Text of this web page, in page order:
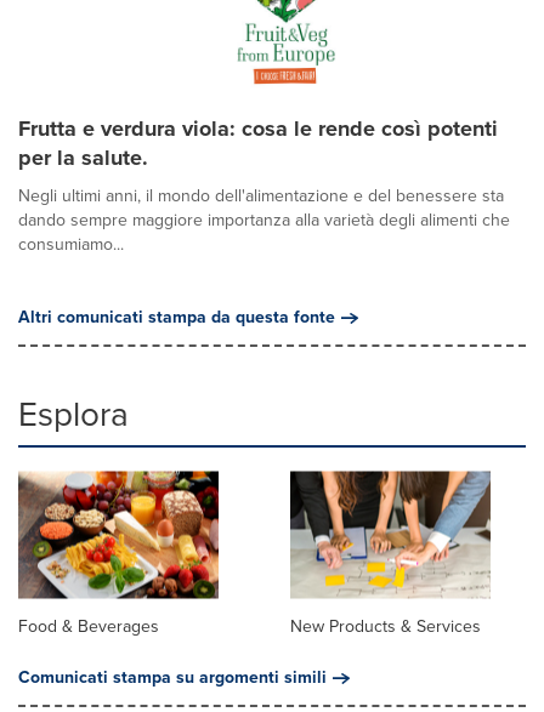
Frutta e verdura viola: cosa le rende così potenti
per la salute.
Negli ultimi anni, il mondo dell'alimentazione e del benessere sta
dando sempre maggiore importanza alla varietà degli alimenti che
consumiamo...
Altri comunicati stampa da questa fonte
Esplora
Food & Beverages
New Products & Services
Comunicati stampa su argomenti simili